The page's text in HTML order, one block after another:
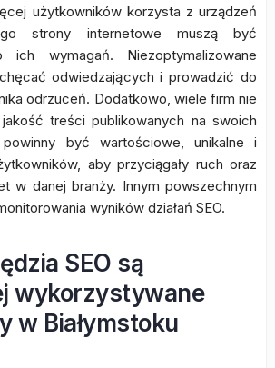
użytkowników korzysta z urządzeń
strony internetowe muszą być
ich wymagań. Niezoptymalizowane
odwiedzających i prowadzić do
odrzuceń. Dodatkowo, wiele firm nie
treści publikowanych na swoich
być wartościowe, unikalne i
aby przyciągały ruch oraz
w danej branży. Innym powszechnym
wyników działań SEO.
SEO są
wykorzystywane
w Białymstoku